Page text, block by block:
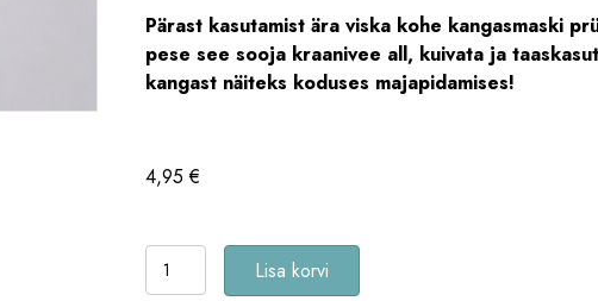
Pärast kasutamist ära viska kohe kangasmaski
pese see sooja kraanivee all, kuivata ja
kangast näiteks koduses majapidamises!
4,95€
Puhastav
kangasmask
Lisa korvi